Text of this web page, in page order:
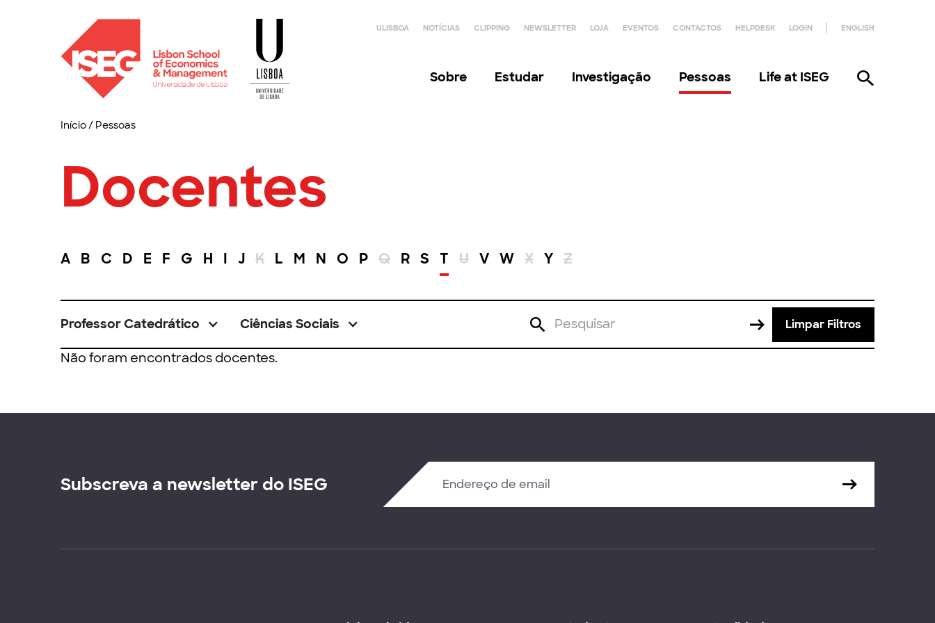
ULISBOA NOTÍCIAS CLIPPING NEWSLETTER LOJA EVENTOS CONTACTOS HELPDESK LOGIN ENGLISH
Sobre Estudar Investigação Pessoas Life at ISEG
Início/ Pessoas
Docentes
A B C D E F G H I J K L M N O P Q R S T U V W X Y Z
Professor Catedrático Ciências Sociais Limpar Filtros
Não foram encontrados docentes.
Subscreva a newsletter do ISEG